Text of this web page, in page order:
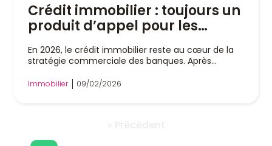
Crédit immobilier : toujours un
produit d’appel pour les
En 2026, le crédit immobilier reste au cœur de la
stratégie commerciale des banques. Après...
Immobilier 09/02/2026